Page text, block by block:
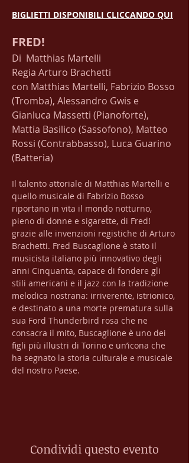
BIGLIETTI DISPONIBILI CLICCANDO QUI
FRED!
Di  Matthias Martelli
Regia Arturo Brachetti
​con Matthias Martelli, Fabrizio Bosso
(Tromba), Alessandro Gwis e
Gianluca Massetti (Pianoforte),
Mattia Basilico (Sassofono), Matteo
Rossi (Contrabbasso), Luca Guarino
(Batteria)
Il talento attoriale di Matthias Martelli e
quello musicale di Fabrizio Bosso
riportano in vita il mondo notturno,
pieno di donne e sigarette, di Fred!
grazie alle invenzioni registiche di Arturo
Brachetti. Fred Buscaglione è stato il
musicista italiano più innovativo degli
anni Cinquanta, capace di fondere gli
stili americani e il jazz con la tradizione
melodica nostrana: irriverente, istrionico,
e destinato a una morte prematura sulla
sua Ford Thunderbird rosa che ne
consacra il mito, Buscaglione è uno dei
figli più illustri di Torino e un’icona che
ha segnato la storia culturale e musicale
del nostro Paese.
Condividi questo evento